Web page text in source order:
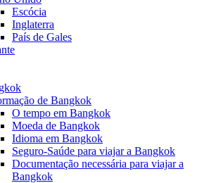
Escócia
Inglaterra
País de Gales
de Bangkok
O tempo em Bangkok
Moeda de Bangkok
Idioma em Bangkok
Seguro-Saúde para viajar a Bangkok
Documentação necessária para viajar a
Bangkok